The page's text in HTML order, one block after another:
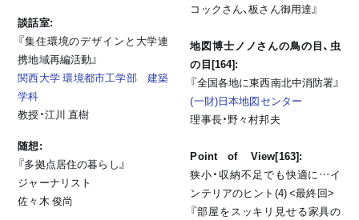
談話室:
『集住環境のデザインと大学連
携地域再編活動』
関西大学 環境都市工学部 建築
学科
教授・江川 直樹
随想:
『多拠点居住の暮らし』
ジャーナリスト
佐々木 俊尚
コックさん、板さん御用達』
地図博士ノノさんの鳥の目、虫
の目[164]:
『全国各地に東西南北中消防署』
(一財)日本地図センター
理事長・野々村邦夫
Point of View[163]:
狭小・収納不足でも快適に…イ
ンテリアのヒント(4) <最終回>
『部屋をスッキリ見せる家具の